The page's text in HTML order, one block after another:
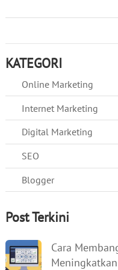
KATEGORI
Online Marketing
Internet Marketing
Digital Marketing
SEO
Blogger
Post Terkini
Cara